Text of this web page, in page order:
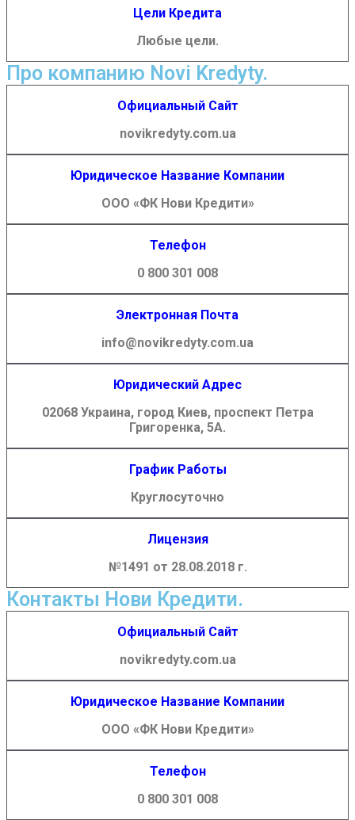
Цели Кредита
Любые цели.
Про компанию Novi Kredyty.
Официальный Сайт
novikredyty.com.ua
Юридическое Название Компании
ООО «ФК Нови Кредити»
Телефон
0 800 301 008
Электронная Почта
info@novikredyty.com.ua
Юридический Адрес
02068 Украина, город Киев, проспект Петра
Григоренка, 5А.
График Работы
Круглосуточно
Лицензия
№1491 от 28.08.2018 г.
Контакты Нови Кредити.
Официальный Сайт
novikredyty.com.ua
Юридическое Название Компании
ООО «ФК Нови Кредити»
Телефон
0 800 301 008